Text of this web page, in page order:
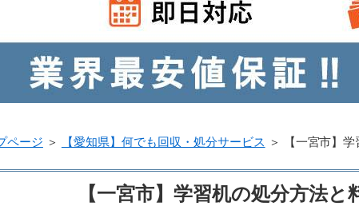
ページ ＞ 【愛知県】何でも回収・処分サービス ＞ 【一宮市】
【一宮市】学習机の処分方法と